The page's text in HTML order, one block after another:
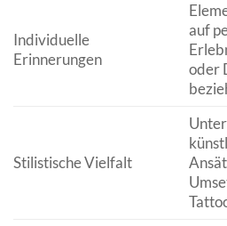
Individuelle
Erinnerungen
auf
oder
Stilistische Vielfalt